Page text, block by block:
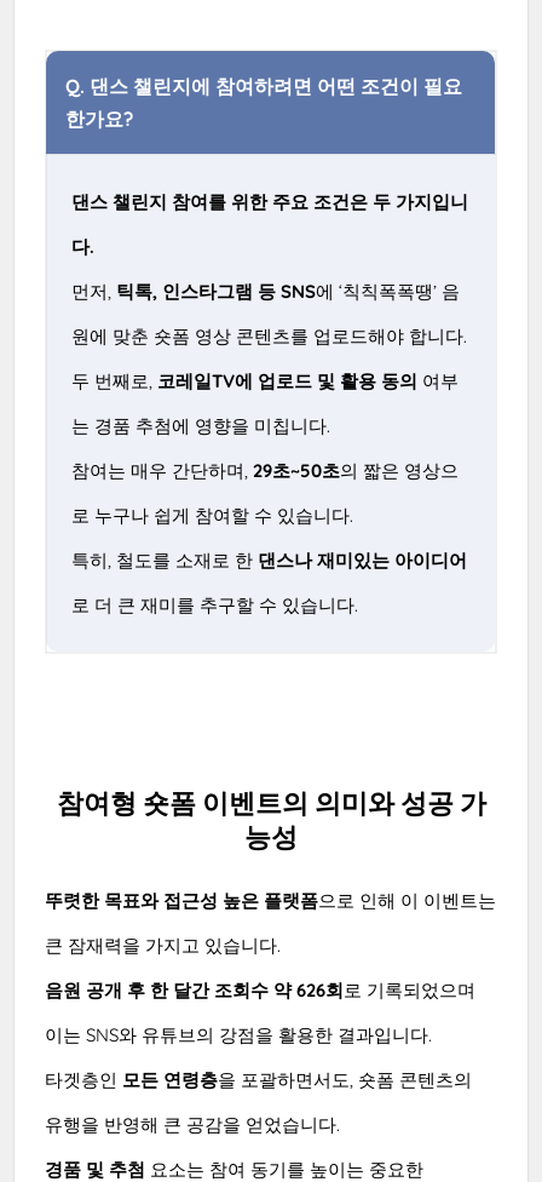
Q. 댄스 챌린지에 참여하려면 어떤 조건이 필요
한가요?
댄스 챌린지 참여를 위한 주요 조건은 두 가지입니
다.
먼저, 틱톡, 인스타그램 등 SNS에 ‘칙칙폭폭땡’ 음
원에 맞춘 숏폼 영상 콘텐츠를 업로드해야 합니다.
두 번째로, 코레일TV에 업로드 및 활용 동의 여부
는 경품 추첨에 영향을 미칩니다.
참여는 매우 간단하며, 29초~50초의 짧은 영상으
로 누구나 쉽게 참여할 수 있습니다.
특히, 철도를 소재로 한 댄스나 재미있는 아이디어
로 더 큰 재미를 추구할 수 있습니다.
참여형 숏폼 이벤트의 의미와 성공 가
능성
뚜렷한 목표와 접근성 높은 플랫폼으로 인해 이 이벤트는
큰 잠재력을 가지고 있습니다.
음원 공개 후 한 달간 조회수 약 626회로 기록되었으며
이는 SNS와 유튜브의 강점을 활용한 결과입니다.
타겟층인 모든 연령층을 포괄하면서도, 숏폼 콘텐츠의
유행을 반영해 큰 공감을 얻었습니다.
경품 및 추첨 요소는 참여 동기를 높이는 중요한